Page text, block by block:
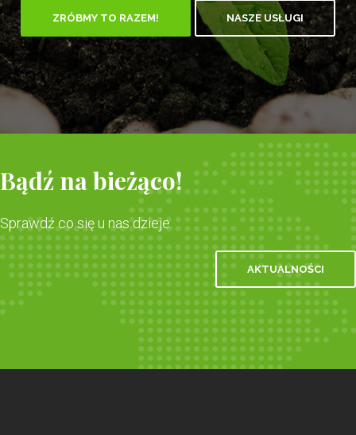
ZRÓBMY TO RAZEM! NASZE USŁUGI
Bądź na bieżąco!
Sprawdź co się u nas dzieje.
AKTUALNOŚCI